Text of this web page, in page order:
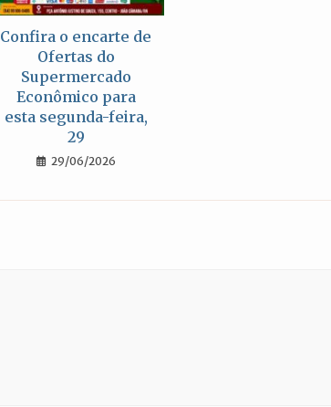
Confira o encarte de
Ofertas do
Supermercado
Econômico para
esta segunda-feira,
29
29/06/2026